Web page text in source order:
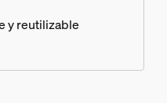
y reutilizable